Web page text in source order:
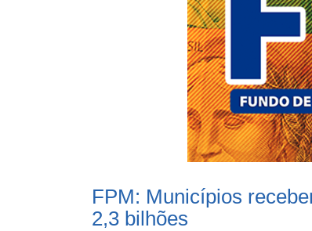
FPM: Municípios
2,3 bilhões